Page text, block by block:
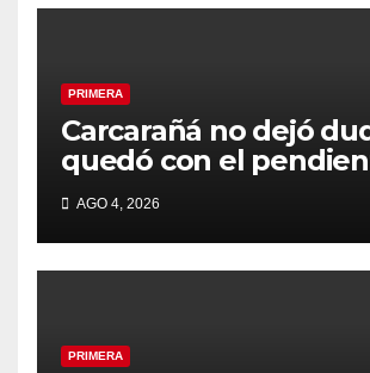
PRIMERA
Carcarañá no dejó
quedó con el
segunda fecha
AGO 4, 2026
PRIMERA